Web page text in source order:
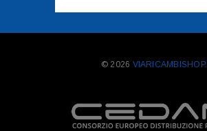
mail
© 2026 VIARICAMBISHOP.